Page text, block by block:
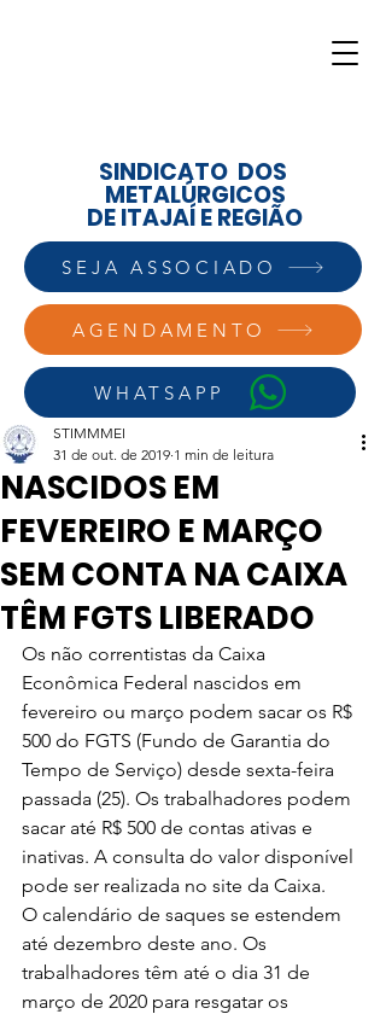
AGENDAMENTO
WHATSAPP
SINDICATO DOS
METALÚRGICOS
DE ITAJAÍ E REGIÃO
SEJA ASSOCIADO
NASCIDOS EM
FEVEREIRO E MARÇO
SEM CONTA NA CAIXA
TÊM FGTS LIBERADO
STIMMMEI
31 de out. de 2019 1 min de leitura
Os não correntistas da Caixa
Econômica Federal nascidos em
fevereiro ou março podem sacar os R$
500 do FGTS (Fundo de Garantia do
Tempo de Serviço) desde sexta-feira
passada (25). Os trabalhadores podem
sacar até R$ 500 de contas ativas e
inativas. A consulta do valor disponível
pode ser realizada no site da Caixa.
O calendário de saques se estendem
até dezembro deste ano. Os
trabalhadores têm até o dia 31 de
março de 2020 para resgatar os